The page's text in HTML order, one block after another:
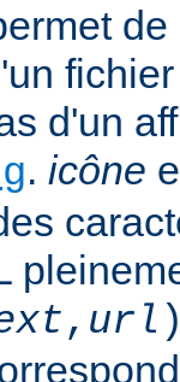
d'un
. icône
, url